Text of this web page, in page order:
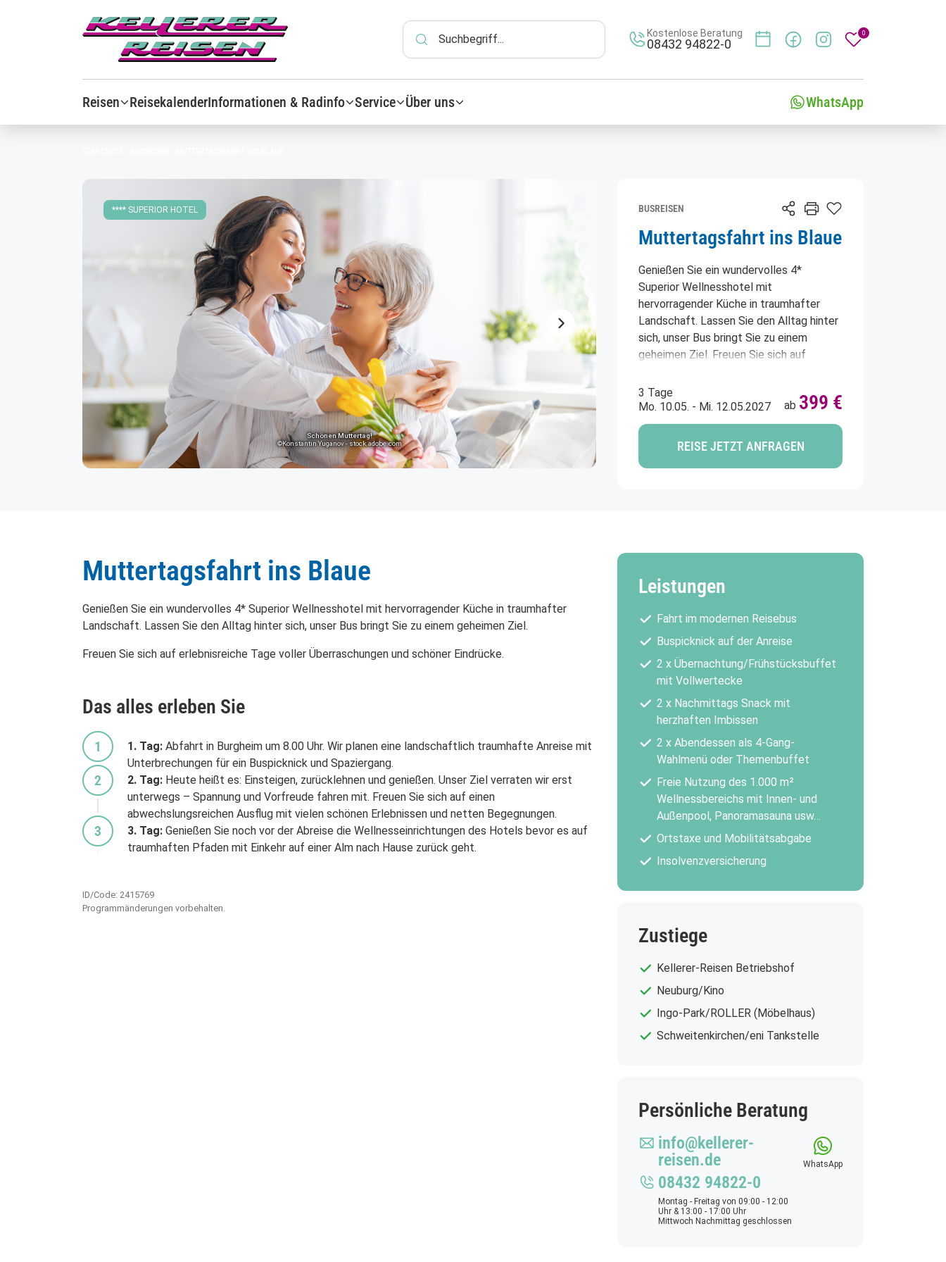
Kostenlose Beratung
08432 94822-0 Merkliste
0
Reisen ReisekalenderInformationen & Radinfo Service Über uns WhatsApp
**** SUPERIOR HOTEL
Schönen Muttertag!
©Konstantin Yuganov - stock.adobe.com
© HANK GREBE - stock.adobe.com
Nächstes Element
BUSREISEN
Muttertagsfahrt ins Blaue
Genießen Sie ein wundervolles 4*
Superior Wellnesshotel mit
hervorragender Küche in traumhafter
Landschaft. Lassen Sie den Alltag hinter
sich, unser Bus bringt Sie zu einem
geheimen Ziel. Freuen Sie sich auf
Überraschungen und schöner Eindrücke.
3 Tage
Mo. 10.05. - Mi. 12.05.2027
ab 399 €
REISE JETZT ANFRAGEN
Muttertagsfahrt ins Blaue
Genießen Sie ein wundervolles 4* Superior Wellnesshotel mit hervorragender Küche in traumhafter
Landschaft. Lassen Sie den Alltag hinter sich, unser Bus bringt Sie zu einem geheimen Ziel.
Freuen Sie sich auf erlebnisreiche Tage voller Überraschungen und schöner Eindrücke.
Das alles erleben Sie
1 1. Tag: Abfahrt in Burgheim um 8.00 Uhr. Wir planen eine landschaftlich traumhafte Anreise mit
Unterbrechungen für ein Buspicknick und Spaziergang.
2 2. Tag: Heute heißt es: Einsteigen, zurücklehnen und genießen. Unser Ziel verraten wir erst
unterwegs – Spannung und Vorfreude fahren mit. Freuen Sie sich auf einen
abwechslungsreichen Ausflug mit vielen schönen Erlebnissen und netten Begegnungen.
3 3. Tag: Genießen Sie noch vor der Abreise die Wellnesseinrichtungen des Hotels bevor es auf
traumhaften Pfaden mit Einkehr auf einer Alm nach Hause zurück geht.
ID/Code: 2415769
Programmänderungen vorbehalten.
Leistungen
Fahrt im modernen Reisebus
Buspicknick auf der Anreise
2 x Übernachtung/Frühstücksbuffet
mit Vollwertecke
2 x Nachmittags Snack mit
herzhaften Imbissen
2 x Abendessen als 4-Gang-
Wahlmenü oder Themenbuffet
Freie Nutzung des 1.000 m²
Wellnessbereichs mit Innen- und
Außenpool, Panoramasauna usw…
Ortstaxe und Mobilitätsabgabe
Insolvenzversicherung
Zustiege
Kellerer-Reisen Betriebshof
Neuburg/Kino
Ingo-Park/ROLLER (Möbelhaus)
Schweitenkirchen/eni Tankstelle
Persönliche Beratung
info@kellerer-
reisen.de
08432 94822-0
Montag - Freitag von 09:00 - 12:00
Uhr & 13:00 - 17:00 Uhr
Mittwoch Nachmittag geschlossen
WhatsApp